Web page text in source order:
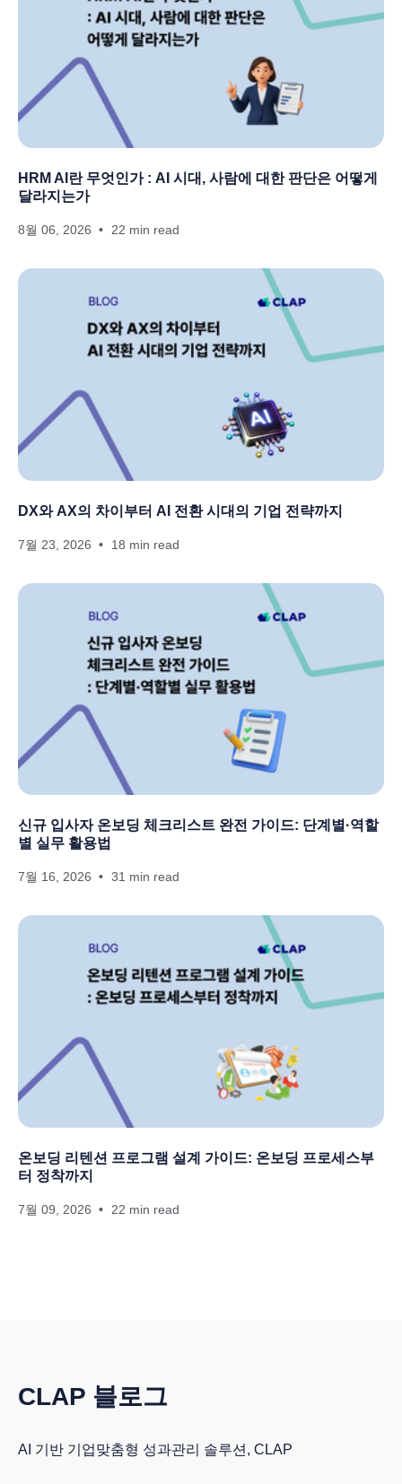
HRM AI란 무엇인가 : AI 시대, 사람에 대한 판단은 어떻게
달라지는가
8월 06, 2026 22 min read
DX와 AX의 차이부터 AI 전환 시대의 기업 전략까지
7월 23, 2026 18 min read
신규 입사자 온보딩 체크리스트 완전 가이드: 단계별·역할
별 실무 활용법
7월 16, 2026 31 min read
온보딩 리텐션 프로그램 설계 가이드: 온보딩 프로세스부
터 정착까지
7월 09, 2026 22 min read
CLAP 블로그
AI 기반 기업맞춤형 성과관리 솔루션, CLAP